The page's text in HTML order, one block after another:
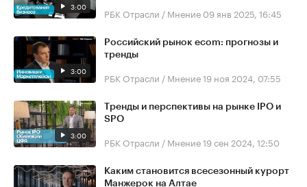
3:00 РБК Отрасли / Мнение 09 янв 2025, 16:45
3:00
Российский рынок ecom: прогнозы и
тренды
РБК Отрасли / Мнение19 ноя 2024, 07:55
3:00
Тренды и перспективы на рынке IPO и
SPO
РБК Отрасли / Мнение19 сен 2024, 12:50
Каким становится всесезонный курорт
Манжерок на Алтае